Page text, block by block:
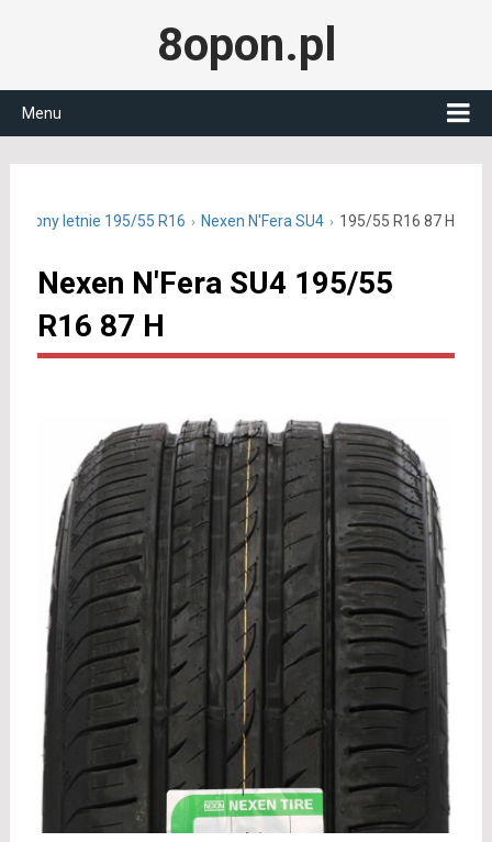
8opon.pl
Menu
Opony letnie 195/55 R16 Nexen N'Fera SU4 195/55 R16 87 H
Nexen N'Fera SU4 195/55
R16 87 H